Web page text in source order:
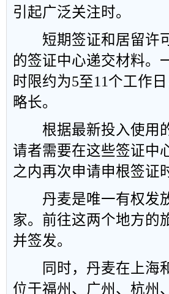
引起广泛关注时。
短期签证和居留许可
的签证中心递交材料。
时限约为5至11个工作
略长。
根据最新投入使用的
请者需要在这些签证中
之内再次申请申根签证
丹麦是唯一有权发放
家。前往这两个地方的
并签发。
同时，丹麦在上海和
位于福州、广州、杭州